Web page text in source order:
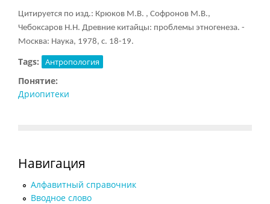
Цитируется по изд.: Крюков М.В. , Софронов М.В.,
Чебоксаров Н.Н. Древние китайцы: проблемы этногенеза. -
Москва: Наука, 1978, с. 18-19.
Tags: Антропология
Понятие:
Дриопитеки
Навигация
Алфавитный справочник
Вводное слово